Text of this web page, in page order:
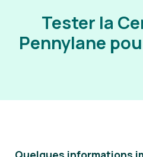
Tester la
Pennylane